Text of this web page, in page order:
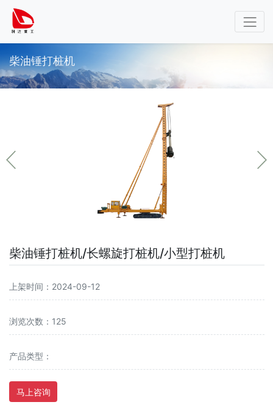
柴油锤打桩机
柴油锤打桩机/长螺旋打桩机/小型打桩机
上架时间：2024-09-12
浏览次数：125
产品类型：
马上咨询